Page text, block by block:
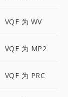
VQF 为 WV
VQF 为 MP2
VQF 为 PRC